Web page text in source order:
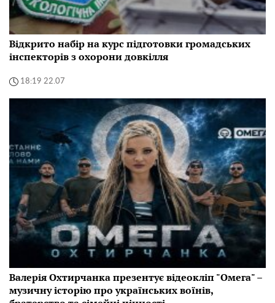
Відкрито набір на курс підготовки громадських
інспекторів з охорони довкілля
18:19 22.07
Валерія Охтирчанка презентує відеокліп "Омега" –
музичну історію про українських воїнів,